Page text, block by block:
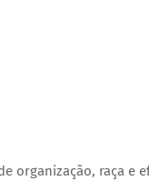
organização, raça e